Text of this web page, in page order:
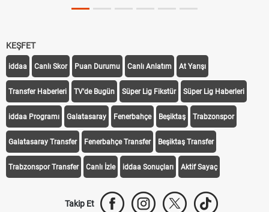
KEŞFET
iddaa Canlı Skor Puan Durumu Canlı Anlatım At Yarışı
Transfer Haberleri TV'de Bugün Süper Lig Fikstür Süper Lig Haberleri
iddaa Programı Galatasaray Fenerbahçe Beşiktaş Trabzonspor
Galatasaray Transfer Fenerbahçe Transfer Beşiktaş Transfer
Trabzonspor Transfer Canlı İzle iddaa Sonuçları Aktif Sayaç
Takip Et